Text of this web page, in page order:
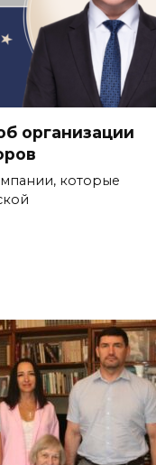
организации
которые